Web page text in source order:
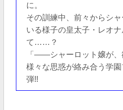
に。
その訓練中、前々からシ
いる様子の皇太子・レオ
て……？
「――シャーロット嬢が、
様々な思惑が絡み合う学
弾!!